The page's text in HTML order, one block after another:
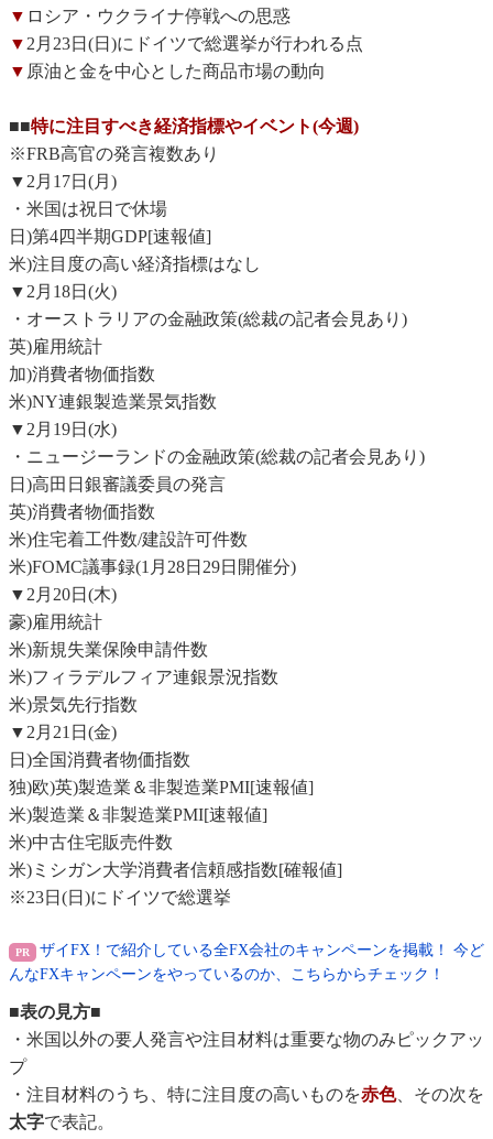
▼ ロシア・ウクライナ停戦への思惑
▼2月23日(日)にドイツで総選挙が行われる点
▼ 原油と金を中心とした商品市場の動向
■■特に注目すべき経済指標やイベント(今週)
※FRB高官の発言複数あり
▼2月17日(月)
・米国は祝日で休場
日)第4四半期GDP[速報値]
米)注目度の高い経済指標はなし
▼2月18日(火)
・オーストラリアの金融政策(総裁の記者会見あり)
英)雇用統計
加)消費者物価指数
米)NY連銀製造業景気指数
▼2月19日(水)
・ニュージーランドの金融政策(総裁の記者会見あり)
日)高田日銀審議委員の発言
英)消費者物価指数
米)住宅着工件数/建設許可件数
米)FOMC議事録(1月28日29日開催分)
▼2月20日(木)
豪)雇用統計
米)新規失業保険申請件数
米)フィラデルフィア連銀景況指数
米)景気先行指数
▼2月21日(金)
日)全国消費者物価指数
独)欧)英)製造業＆非製造業PMI[速報値]
米)製造業＆非製造業PMI[速報値]
米)中古住宅販売件数
米)ミシガン大学消費者信頼感指数[確報値]
※23日(日)にドイツで総選挙
ザイFX！で紹介している全FX会社のキャンペーンを掲載！ 今ど
んなFXキャンペーンをやっているのか、こちらからチェック！
■表の見方■
・米国以外の要人発言や注目材料は重要な物のみピックアッ
プ
・注目材料のうち、特に注目度の高いものを赤色、その次を
太字で表記。